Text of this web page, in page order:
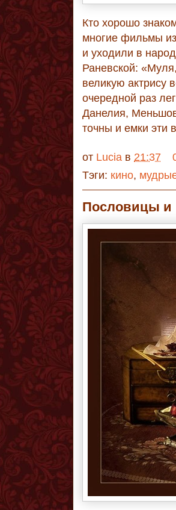
Кто хорошо
многие фильмы
и уходили в
Раневской:
великую актрису
очередной раз
Данелия,
точны и емки эти
от Lucia в 21:37
Тэги: кино,
Пословицы и